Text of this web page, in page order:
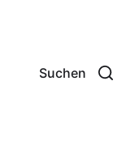
Suchen